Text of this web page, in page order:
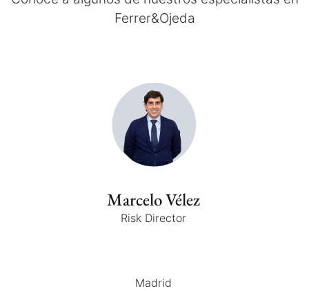
Ferrer&Ojeda
Marcelo Vélez
Risk Director
Madrid